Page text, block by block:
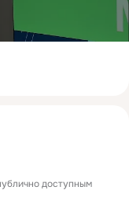
доступным